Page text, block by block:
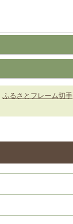
ふるさとフレーム切手